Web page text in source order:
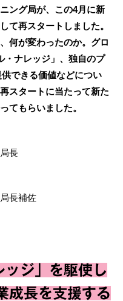
ング局が、この4月に新
て再スタートしました。
何が変わったのか。グロ
・ナレッジ」、独自のプ
できる価値などについ
スタートに当たって新た
てもらいました。
長
長補佐
ッジ」を駆使し
成長を支援する